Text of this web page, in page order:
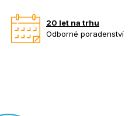
20 let na trhu
Odborné poradenství